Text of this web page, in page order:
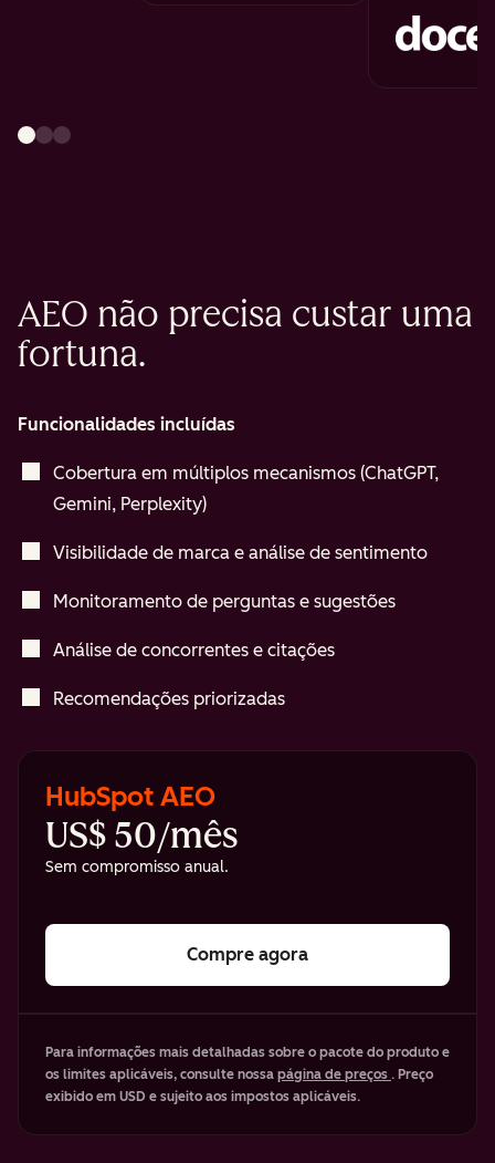
AEO não precisa custar uma
fortuna.
Funcionalidades incluídas
Cobertura em múltiplos mecanismos (ChatGPT,
Gemini, Perplexity)
Visibilidade de marca e análise de sentimento
Monitoramento de perguntas e sugestões
Análise de concorrentes e citações
Recomendações priorizadas
HubSpot AEO
US$ 50/mês
Sem compromisso anual.
Compre agora
Para informações mais detalhadas sobre o pacote do produto e
os limites aplicáveis, consulte nossa página de preços . Preço
exibido em USD e sujeito aos impostos aplicáveis.